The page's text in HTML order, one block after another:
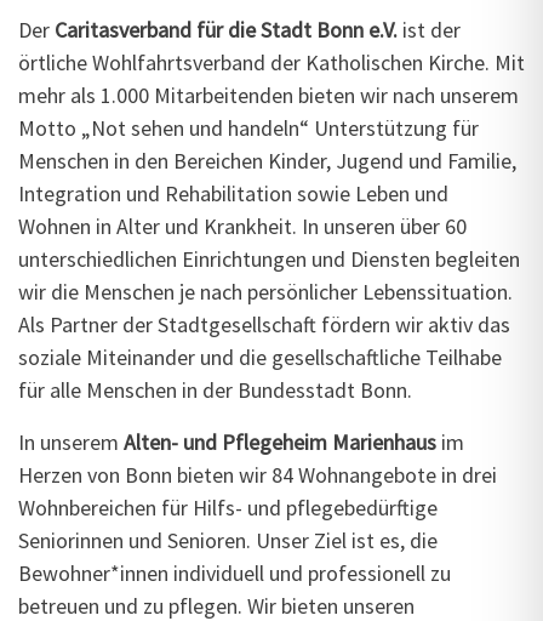
Der Caritasverband für die Stadt Bonn e.V. ist der
örtliche Wohlfahrtsverband der Katholischen Kirche. Mit
mehr als 1.000 Mitarbeitenden bieten wir nach unserem
Motto „Not sehen und handeln“ Unterstützung für
Menschen in den Bereichen Kinder, Jugend und Familie,
Integration und Rehabilitation sowie Leben und
Wohnen in Alter und Krankheit. In unseren über 60
unterschiedlichen Einrichtungen und Diensten begleiten
wir die Menschen je nach persönlicher Lebenssituation.
Als Partner der Stadtgesellschaft fördern wir aktiv das
soziale Miteinander und die gesellschaftliche Teilhabe
für alle Menschen in der Bundesstadt Bonn.
In unserem Alten- und Pflegeheim Marienhaus im
Herzen von Bonn bieten wir 84 Wohnangebote in drei
Wohnbereichen für Hilfs- und pflegebedürftige
Seniorinnen und Senioren. Unser Ziel ist es, die
Bewohner*innen individuell und professionell zu
betreuen und zu pflegen. Wir bieten unseren